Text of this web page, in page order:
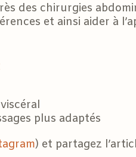
des chirurgies
et ainsi aider à
plus adaptés
) et partagez